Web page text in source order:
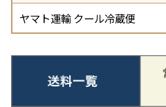
ヤマト運輸 クール冷蔵便